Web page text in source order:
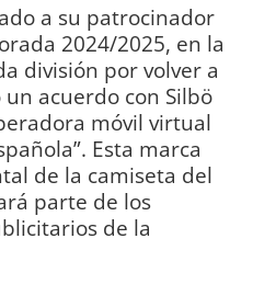
a su patrocinador
2024/2025, en la
división por volver a
acuerdo con Silbö
móvil virtual
Esta marca
de la camiseta del
parte de los
de la